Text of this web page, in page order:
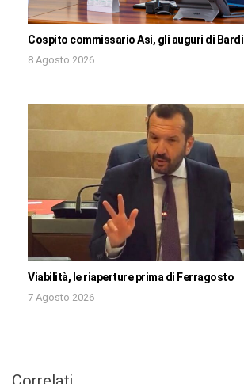
Cospito commissario Asi, gli auguri di Bardi
8 Agosto 2026
Viabilità, le riaperture prima di Ferragosto
7 Agosto 2026